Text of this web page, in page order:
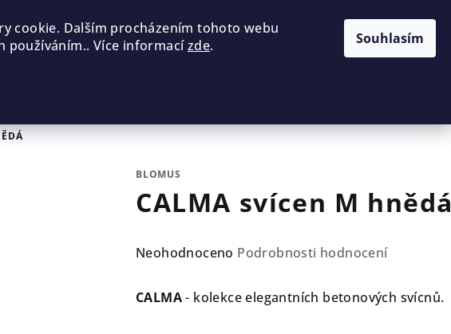
cookie. Dalším procházením tohoto webu
používáním.. Více informacízde. Souhlasím
BLOMUS
CALMA svícen M hnědá
Průměrné
produktu
Neohodnoceno Podrobnosti hodnocení
CALMA- kolekce elegantních betonových svícnů.